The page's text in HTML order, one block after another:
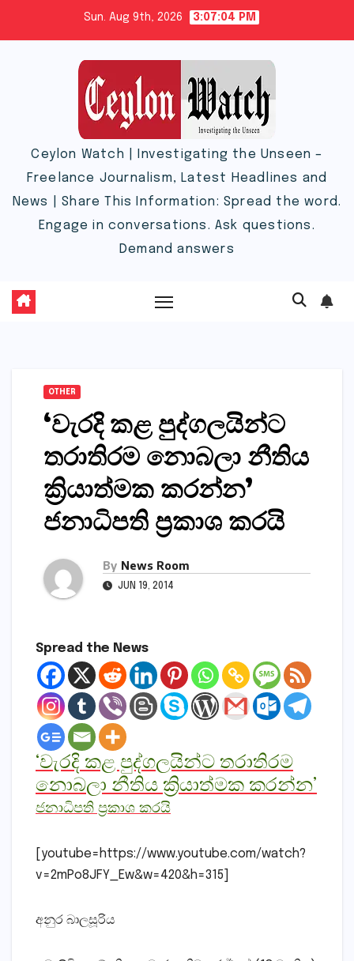
Sun. Aug 9th, 2026 3:07:05 PM
Ceylon Watch | Investigating the Unseen –
Freelance Journalism, Latest Headlines and
News | Share This Information: Spread the word.
Engage in conversations. Ask questions.
Demand answers
OTHER
‘වැරදි කළ පුද්ගලයින්ට
තරාතිරම නොබලා නීතිය
ක්‍රියාත්මක කරන්න’
ජනාධිපති ප්‍රකාශ කරයි
By News Room
JUN 19, 2014
Spread the News
‘වැරදි කළ පුද්ගලයින්ට තරාතිරම
නොබලා නීතිය ක්‍රියාත්මක කරන්න’
ජනාධිපති ප්‍රකාශ කරයි
[youtube=https://www.youtube.com/watch?
v=2mPo8JFY_Ew&w=420&h=315]
අනුර බාලසූරිය